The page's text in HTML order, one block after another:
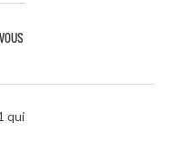
qui